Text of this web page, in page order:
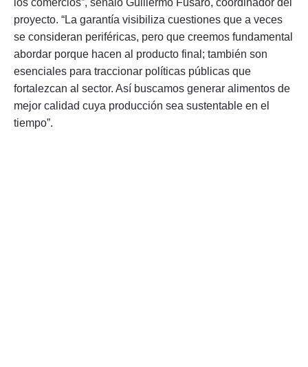
los comercios”, señaló Guillermo Fusaro, coordinador del
proyecto. “La garantía visibiliza cuestiones que a veces
se consideran periféricas, pero que creemos fundamental
abordar porque hacen al producto final; también son
esenciales para traccionar políticas públicas que
fortalezcan al sector. Así buscamos generar alimentos de
mejor calidad cuya producción sea sustentable en el
tiempo”.